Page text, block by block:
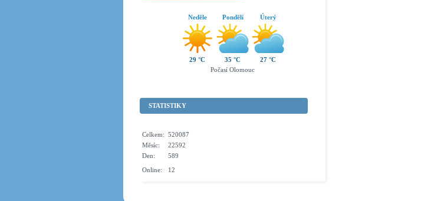
Neděle
29 °C
Pondělí
35 °C
Úterý
27 °C
Počasí Olomouc
STATISTIKY
Online: 12
Celkem: 520087
Měsíc:
22592
Den:
589